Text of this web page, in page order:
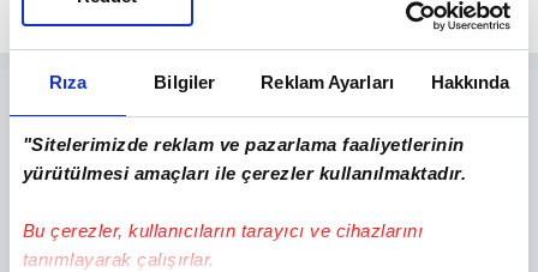
Rıza Bilgiler Reklam Ayarları Hakkında
"Sitelerimizde reklam ve pazarlama faaliyetlerinin
yürütülmesi amaçları ile çerezler kullanılmaktadır.
Bu çerezler, kullanıcıların tarayıcı ve cihazlarını
tanımlayarak çalışırlar.